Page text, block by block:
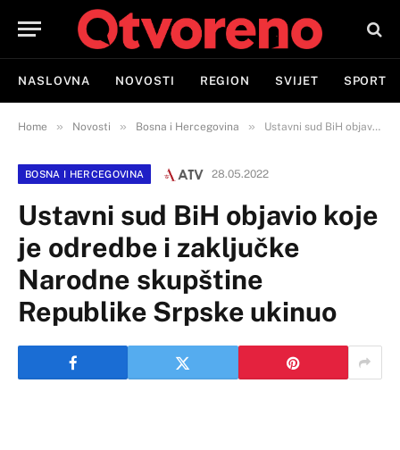
NASLOVNA NOVOSTI REGION SVIJET SPORT
Home » Novosti » Bosna i Hercegovina » Ustavni sud BiH objavio koje je odredbe i zaključke Narodne skupštine Republike Srpske ukinuo
BOSNA I HERCEGOVINA 28.05.2022
Ustavni sud BiH objavio koje
je odredbe i zaključke
Narodne skupštine
Republike Srpske ukinuo